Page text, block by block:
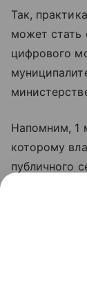
Так,
может стать
цифрового
Напомним, 1
которому
публичного
проезда,
обязаны
чужеродные